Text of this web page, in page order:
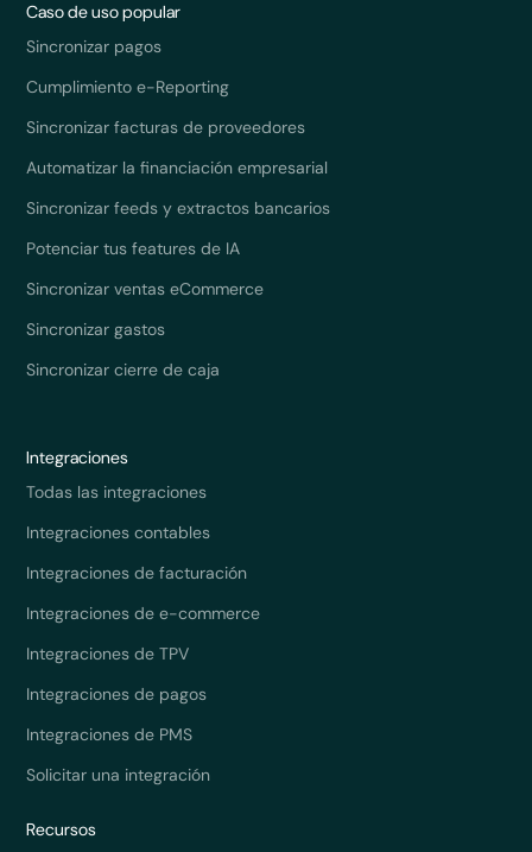
Caso de uso popular
Sincronizar pagos
Cumplimiento e-Reporting
Sincronizar facturas de proveedores
Automatizar la financiación empresarial
Sincronizar feeds y extractos bancarios
Potenciar tus features de IA
Sincronizar ventas eCommerce
Sincronizar gastos
Sincronizar cierre de caja
Integraciones
Todas las integraciones
Integraciones contables
Integraciones de facturación
Integraciones de e-commerce
Integraciones de TPV
Integraciones de pagos
Integraciones de PMS
Solicitar una integración
Recursos